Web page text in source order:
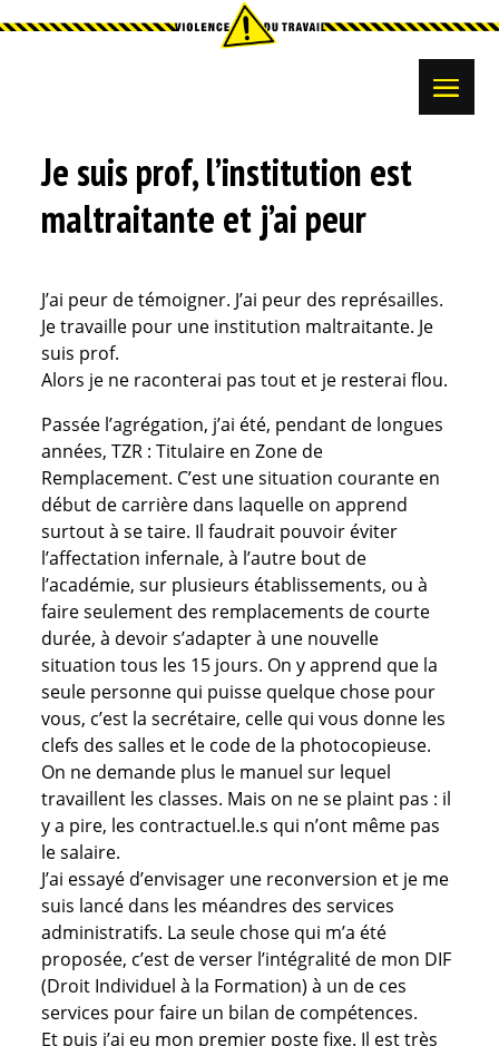
Je suis prof, l’institution est
maltraitante et j’ai peur
J’ai peur de témoigner. J’ai peur des représailles.
Je travaille pour une institution maltraitante. Je
suis prof.
Alors je ne raconterai pas tout et je resterai flou.
Passée l’agrégation, j’ai été, pendant de longues
années, TZR : Titulaire en Zone de
Remplacement. C’est une situation courante en
début de carrière dans laquelle on apprend
surtout à se taire. Il faudrait pouvoir éviter
l’affectation infernale, à l’autre bout de
l’académie, sur plusieurs établissements, ou à
faire seulement des remplacements de courte
durée, à devoir s’adapter à une nouvelle
situation tous les 15 jours. On y apprend que la
seule personne qui puisse quelque chose pour
vous, c’est la secrétaire, celle qui vous donne les
clefs des salles et le code de la photocopieuse.
On ne demande plus le manuel sur lequel
travaillent les classes. Mais on ne se plaint pas : il
y a pire, les contractuel.le.s qui n’ont même pas
le salaire.
J’ai essayé d’envisager une reconversion et je me
suis lancé dans les méandres des services
administratifs. La seule chose qui m’a été
proposée, c’est de verser l’intégralité de mon DIF
(Droit Individuel à la Formation) à un de ces
services pour faire un bilan de compétences.
Et puis j’ai eu mon premier poste fixe. Il est très